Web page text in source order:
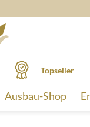
Topseller
Ausbau-Shop